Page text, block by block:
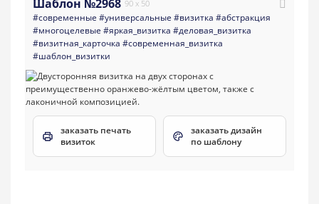
Шаблон №2968 90 x 50
#современные #универсальные #визитка #абстракция
#многоцелевые #яркая_визитка #деловая_визитка
#визитная_карточка #современная_визитка
#шаблон_визитки
заказать печать
визиток
заказать дизайн
по шаблону